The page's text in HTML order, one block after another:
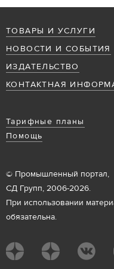
ТОВАРЫ И УСЛУГИ
НОВОСТИ И СОБЫТИЯ
ИЗДАТЕЛЬСТВО
КОНТАКТНАЯ
Тарифные планы
Помощь
© Промышленный портал,
СД Групп, 2006-2026.
При использовании
обязательна.